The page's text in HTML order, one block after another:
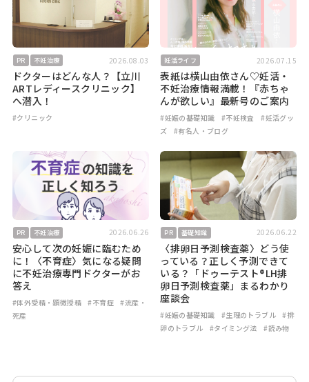
PR 不妊治療 2026.08.03
ドクターはどんな人？【立川
ARTレディースクリニック】
へ潜入！
#クリニック
妊活ライフ 2026.07.15
表紙は横山由依さん♡妊活・
不妊治療情報満載！『赤ちゃ
んが欲しい』最新号のご案内
#妊娠の基礎知識 #不妊検査
#妊活グッ
ズ
#有名人・ブログ
PR 不妊治療 2026.06.26
安心して次の妊娠に臨むため
に！〈不育症〉気になる疑問
に不妊治療専門ドクターがお
答え
#体外受精・顕微授精 #不育症
#流産・
死産
PR 基礎知識 2026.06.22
〈排卵日予測検査薬〉どう使
っている？正しく予測できて
いる？「ドゥーテスト®LH排
卵日予測検査薬」まるわかり
座談会
#妊娠の基礎知識 #生理のトラブル
#排
卵のトラブル
#タイミング法 #読み物